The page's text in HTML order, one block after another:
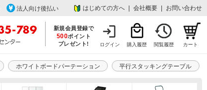
法人向け後払い はじめての方へ 会社概要 お問い合わせ
新規会員登録で
500ポイント
プレゼント!
ログイン 購入履歴 閲覧履歴 カート
ホワイトボードパーテーション 平行スタッキングテーブル